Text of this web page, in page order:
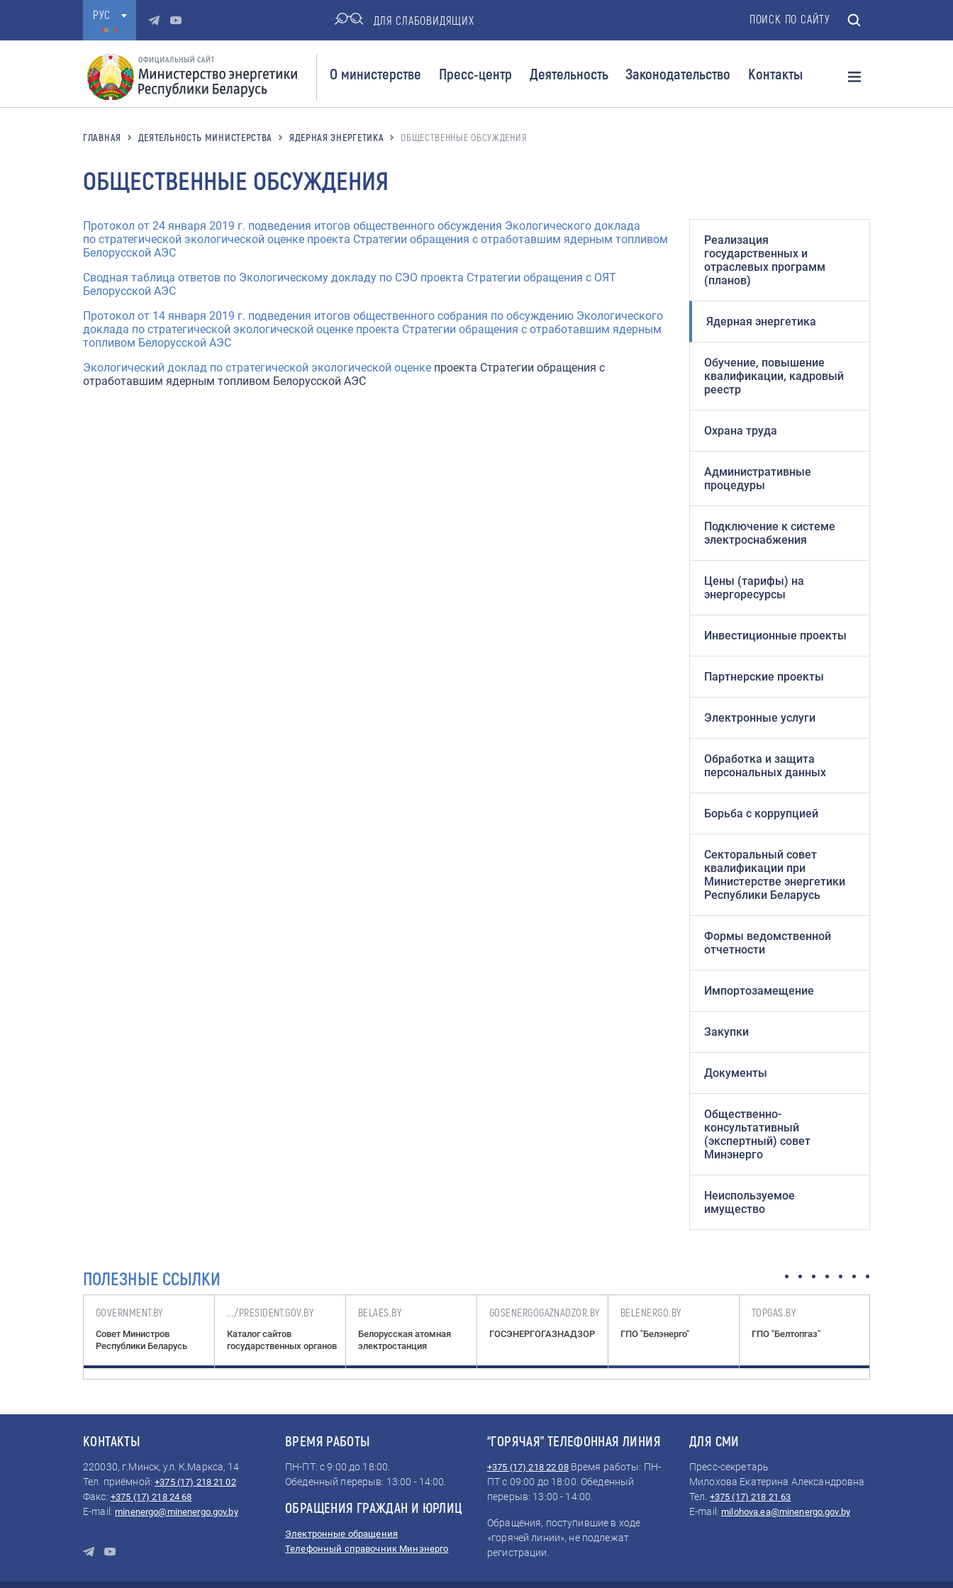
РУС ДЛЯ СЛАБОВИДЯЩИХ ПОИСК ПО САЙТУ
О министерстве Пресс-центр Деятельность Законодательство Контакты
ГЛАВНАЯ ДЕЯТЕЛЬНОСТЬ МИНИСТЕРСТВА ЯДЕРНАЯ ЭНЕРГЕТИКА ОБЩЕСТВЕННЫЕ ОБСУЖДЕНИЯ
ОБЩЕСТВЕННЫЕ ОБСУЖДЕНИЯ
Протокол от 24 января 2019 г. подведения итогов общественного обсуждения Экологического доклада
по стратегической экологической оценке проекта Стратегии обращения с отработавшим ядерным топливом
Белорусской АЭС
Сводная таблица ответов по Экологическому докладу по СЭО проекта Стратегии обращения с ОЯТ
Белорусской АЭС
Протокол от 14 января 2019 г. подведения итогов общественного собрания по обсуждению Экологического
доклада по стратегической экологической оценке проекта Стратегии обращения с отработавшим ядерным
топливом Белорусской АЭС
Экологический доклад по стратегической экологической оценке проекта Стратегии обращения с
отработавшим ядерным топливом Белорусской АЭС
Реализация
государственных и
отраслевых программ
(планов)
Ядерная энергетика
Обучение, повышение
квалификации, кадровый
реестр
Охрана труда
Административные
процедуры
Подключение к системе
электроснабжения
Цены (тарифы) на
энергоресурсы
Инвестиционные проекты
Партнерские проекты
Электронные услуги
Обработка и защита
персональных данных
Борьба с коррупцией
Секторальный совет
квалификации при
Министерстве энергетики
Республики Беларусь
Формы ведомственной
отчетности
Импортозамещение
Закупки
Документы
Общественно-
консультативный
(экспертный) совет
Минэнерго
Неиспользуемое
имущество
ПОЛЕЗНЫЕ ССЫЛКИ
GOVERNMENT.BY
Совет Министров
Республики Беларусь
.../PRESIDENT.GOV.BY
Каталог сайтов
государственных органов
BELAES.BY
Белорусская атомная
электростанция
GOSENERGOGAZNADZOR.BY
ГОСЭНЕРГОГАЗНАДЗОР
BELENERGO.BY
ГПО "Белэнерго"
TOPGAS.BY
ГПО "Белтопгаз"
КОНТАКТЫ
220030, г.Минск, ул. К.Маркса, 14
Тел. приёмной:+375 (17) 218 21 02
Факс: +375 (17) 218 24 68
E-mail:minenergo@minenergo.gov.by
ВРЕМЯ РАБОТЫ
ПН-ПТ: с 9:00 до 18:00.
Обеденный перерыв: 13:00 - 14:00.
ОБРАЩЕНИЯ ГРАЖДАН И ЮРЛИЦ
Электронные обращения
Телефонный справочник Минэнерго
“ГОРЯЧАЯ” ТЕЛЕФОННАЯ ЛИНИЯ
+375 (17) 218 22 08Время работы: ПН-
ПТ с 09:00 до 18:00. Обеденный
перерыв: 13:00 - 14:00.
Обращения, поступившие в ходе
«горячей линии», не подлежат
регистрации.
ДЛЯ СМИ
Пресс-секретарь
Милохова Екатерина Александровна
Тел. +375 (17) 218 21 63
E-mail:milohova.ea@minenergo.gov.by